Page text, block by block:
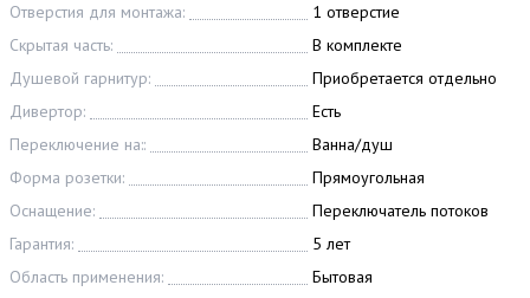
Отверстия для монтажа:
1 отверстие
Скрытая часть:
В комплекте
Душевой гарнитур:
Приобретается отдельно
Дивертор:
Есть
Переключение на::
Ванна/душ
Форма розетки:
Прямоугольная
Оснащение:
Переключатель потоков
Гарантия:
5 лет
Область применения:
Бытовая